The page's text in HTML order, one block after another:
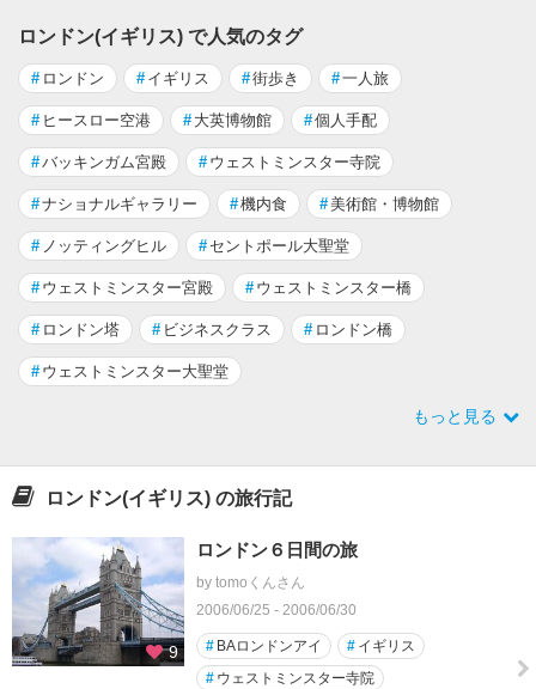
ロンドン(イギリス) で人気のタグ
# ロンドン # イギリス #街歩き #一人旅
# ヒースロー空港 # 大英博物館 #個人手配
#バッキンガム宮殿 # ウェストミンスター寺院
#ナショナルギャラリー #機内食 #美術館・博物館
# ノッティングヒル # セントポール大聖堂
# ウェストミンスター宮殿 # ウェストミンスター橋
# ロンドン塔 # ビジネスクラス # ロンドン橋
# ウェストミンスター大聖堂
もっと見る
ロンドン(イギリス) の旅行記
9
ロンドン６日間の旅
by tomoくんさん
2006/06/25 - 2006/06/30
# BAロンドンアイ # イギリス
# ウェストミンスター寺院